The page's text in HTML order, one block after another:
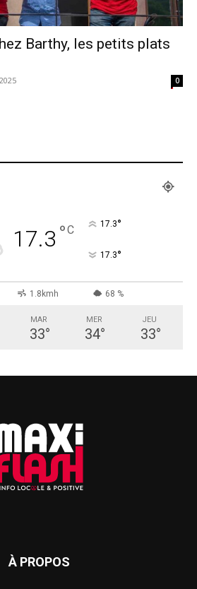
Barthy, les petits plats
0
17.3 °C 17.3°
17.3°
1.8kmh 68 %
MAR
33°
MER
34°
JEU
33°
À PROPOS